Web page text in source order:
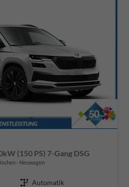
(150 PS) 7-Gang DSG
Neuwagen
Getriebe Automatik